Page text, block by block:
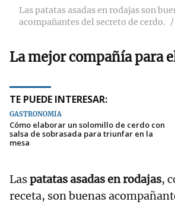
Las patatas asadas en rodajas son
acompañantes del secreto de cerdo.
La mejor compañía para
TE PUEDE INTERESAR:
GASTRONOMÍA
Cómo elaborar un solomillo de cerdo con
salsa de sobrasada para triunfar en la
mesa
Laspatatas asadas en rodajas,
receta, son buenas